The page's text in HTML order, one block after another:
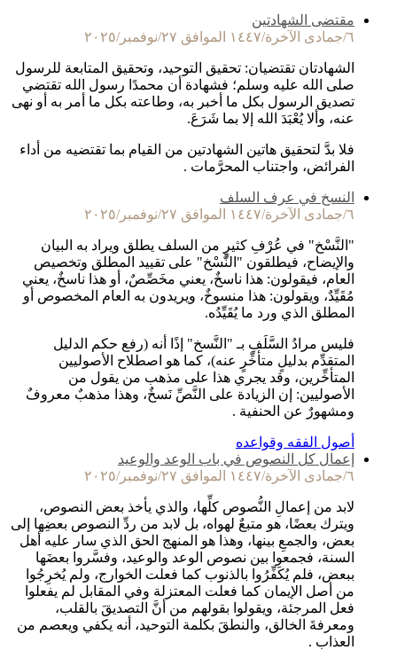
مقتضى الشهادتين
٦/جمادى الآخرة/١٤٤٧ الموافق ٢٧/نوفمبر/٢٠٢٥
الشهادتان تقتضيان: تحقيق التوحيد، وتحقيق المتابعة للرسول
صلى الله عليه وسلم؛ فشهادة أن محمدًا رسول الله تقتضي
تصديق الرسول بكل ما أخبر به، وطاعته بكل ما أمر به أو نهى
عنه، وألا يُعْبَدَ الله إلا بما شَرَعَ.
فلا بدَّ لتحقيق هاتين الشهادتين من القيام بما تقتضيه من أداء
الفرائض، واجتناب المحرَّمات .
النسخ في عرف السلف
٦/جمادى الآخرة/١٤٤٧ الموافق ٢٧/نوفمبر/٢٠٢٥
"النَّسْخ" في عُرْفِ كثيرٍ من السلف يطلق ويراد به البيان
والإيضاح، فيطلقون "النَّسْخ" على تقييد المطلق وتخصيص
العام، فيقولون: هذا ناسخٌ، يعني مخَصِّصٌ، أو هذا ناسخٌ، يعني
مُقَيِّدٌ، ويقولون: هذا منسوخٌ، ويريدون به العام المخصوص أو
المطلق الذي ورد ما يُقَيِّدُه.
فليس مرادُ السَّلَفِ بـ "النَّسخ" إذًا أنه (رفع حكم الدليل
المتقدِّم بدليلٍ متأخِّرٍ عنه)، كما هو اصطلاح الأصوليين
المتأخِّرين، وقد يجري هذا على مذهب من يقول من
الأصوليين: إن الزيادة على النَّصِّ نَسخٌ، وهذا مذهبٌ معروفٌ
ومشهورٌ عن الحنفية .
أصول الفقه وقواعده
إعمال كل النصوص في باب الوعد والوعيد
٦/جمادى الآخرة/١٤٤٧ الموافق ٢٧/نوفمبر/٢٠٢٥
لابد من إعمالِ النُّصوص كلِّها، والذي يأخذ بعض النصوص،
ويترك بعضًا، هو متبعٌ لهواه، بل لابد من ردِّ النصوص بعضِها إلى
بعض، والجمعِ بينها، وهذا هو المنهج الحق الذي سار عليه أهل
السنة، فجمعوا بين نصوص الوعد والوعيد، وفسَّروا بعضَها
ببعض، فلم يُكَفِّرُوا بالذنوب كما فعلت الخوارج، ولم يُخرِجُوا
من أصل الإيمان كما فعلت المعتزلة وفي المقابل لم يفعلوا
فعل المرجئة، ويقولوا بقولهم من أنَّ التصديقَ بالقلب،
ومعرفةَ الخالق، والنطقَ بكلمة التوحيد، أنه يكفي ويعصم من
العذاب .